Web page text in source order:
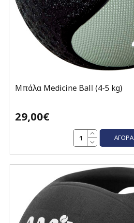
Μπάλα Medicine Ball (4-5 kg)
29,00€
ΑΓΟΡΆ